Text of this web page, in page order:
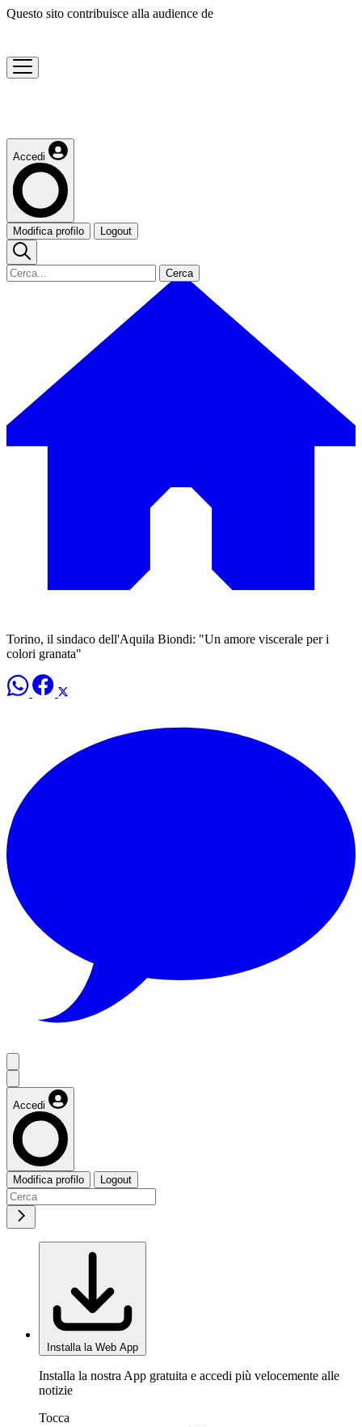
Questo sito contribuisce alla audience de
Accedi
Modifica profilo Logout
Cerca
Torino, il sindaco dell'Aquila Biondi: "Un amore viscerale per i
colori granata"
Accedi
Modifica profilo Logout
Installa la Web App
Installa la nostra App gratuita e accedi più velocemente alle
notizie
Tocca